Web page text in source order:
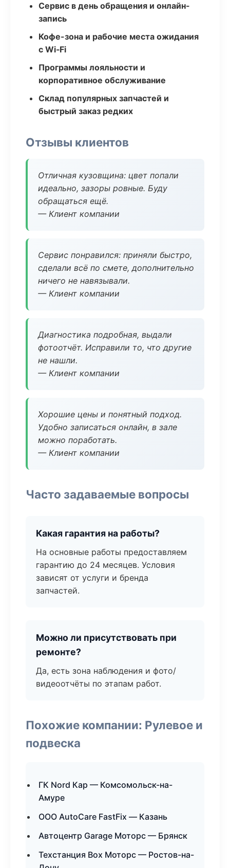
Сервис в день обращения и онлайн-
запись
Кофе-зона и рабочие места ожидания
с Wi‑Fi
Программы лояльности и
корпоративное обслуживание
Склад популярных запчастей и
быстрый заказ редких
Отзывы клиентов
Отличная кузовщина: цвет попали
идеально, зазоры ровные. Буду
обращаться ещё.
— Клиент компании
Сервис понравился: приняли быстро,
сделали всё по смете, дополнительно
ничего не навязывали.
— Клиент компании
Диагностика подробная, выдали
фотоотчёт. Исправили то, что другие
не нашли.
— Клиент компании
Хорошие цены и понятный подход.
Удобно записаться онлайн, в зале
можно поработать.
— Клиент компании
Часто задаваемые вопросы
Какая гарантия на работы?
На основные работы предоставляем
гарантию до 24 месяцев. Условия
зависят от услуги и бренда
запчастей.
Можно ли присутствовать при
ремонте?
Да, есть зона наблюдения и фото/
видеоотчёты по этапам работ.
Похожие компании: Рулевое и
подвеска
ГК Nord Кар — Комсомольск-на-
Амуре
ООО AutoCare FastFix — Казань
Автоцентр Garage Моторс — Брянск
Техстанция Box Моторс — Ростов-на-